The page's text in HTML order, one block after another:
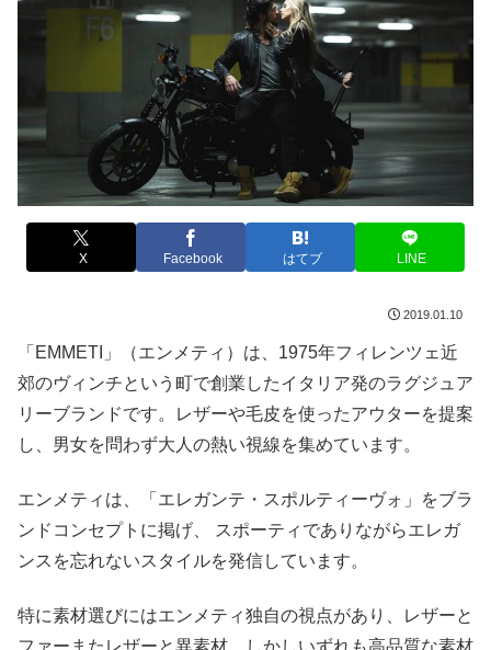
X Facebook はてブ LINE
2019.01.10
「EMMETI」（エンメティ）は、1975年フィレンツェ近
郊のヴィンチという町で創業したイタリア発のラグジュア
リーブランドです。レザーや毛皮を使ったアウターを提案
し、男女を問わず大人の熱い視線を集めています。
エンメティは、「エレガンテ・スポルティーヴォ」をブラ
ンドコンセプトに掲げ、 スポーティでありながらエレガ
ンスを忘れないスタイルを発信しています。
特に素材選びにはエンメティ独自の視点があり、レザーと